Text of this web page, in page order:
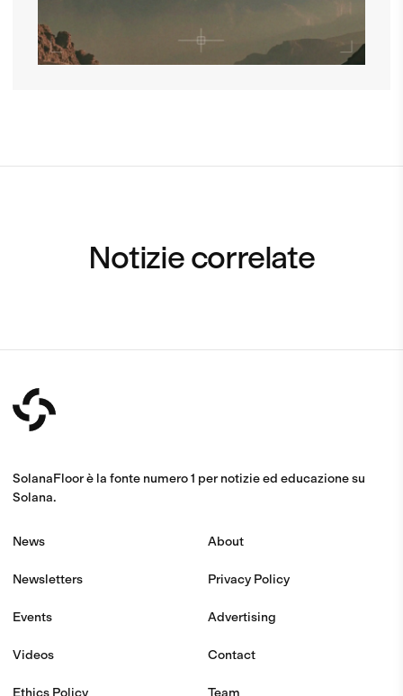
Notizie correlate
SolanaFloor è la fonte numero 1 per notizie ed educazione su
Solana.
News
Newsletters
Events
Videos
About
Privacy Policy
Advertising
Contact